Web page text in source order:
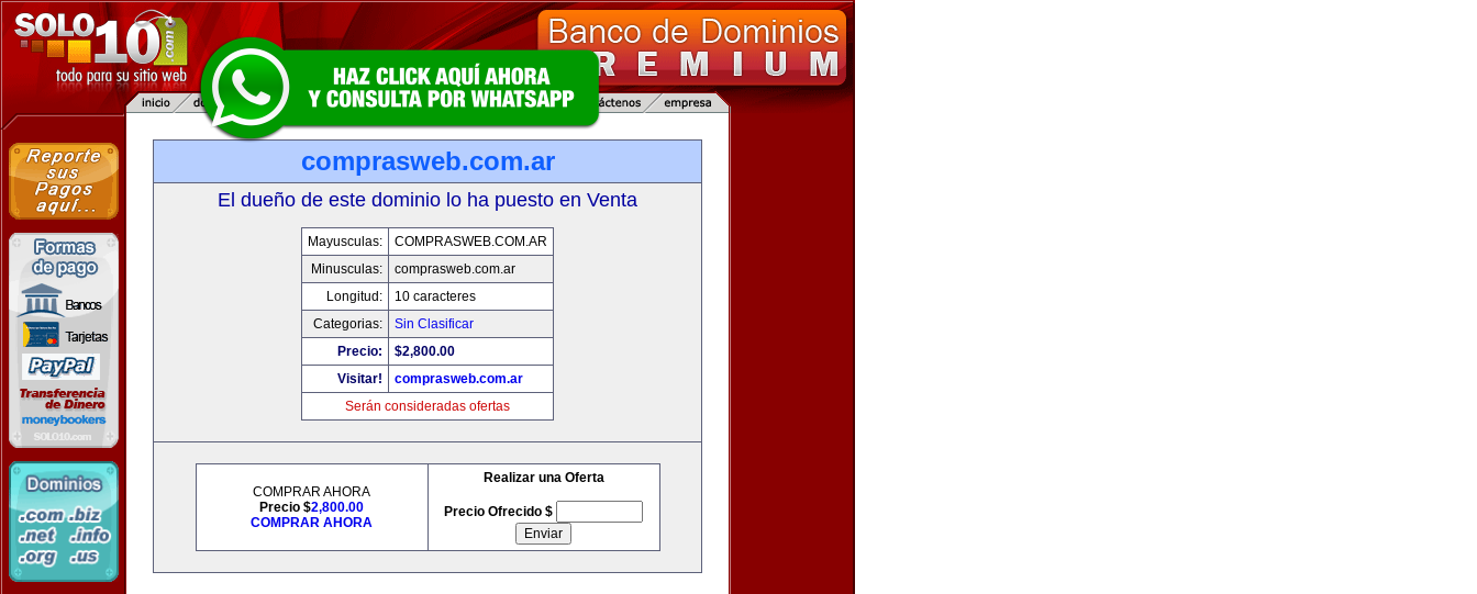
comprasweb.com.ar
El dueño de este dominio lo ha puesto en Venta
Mayusculas:
COMPRASWEB.COM.AR
Minusculas:
comprasweb.com.ar
Longitud:
10 caracteres
Categorias:
Sin Clasificar
Precio:
$2,800.00
Visitar!
comprasweb.com.ar
Serán consideradas ofertas
COMPRAR AHORA
Precio $2,800.00
COMPRAR AHORA
Realizar una Oferta
Precio Ofrecido $